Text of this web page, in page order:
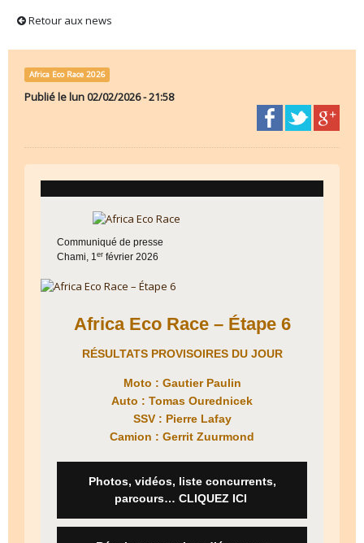
Retour aux news
Africa Eco Race 2026
Publié lelun 02/02/2026 - 21:58
Communiqué de presse
Chami, 1erfévrier 2026
Africa Eco Race – Étape 6
RÉSULTATS PROVISOIRES DU JOUR
Moto : Gautier Paulin
Auto : Tomas Ourednicek
SSV : Pierre Lafay
Camion : Gerrit Zuurmond
Photos, vidéos, liste concurrents,
parcours… CLIQUEZ ICI